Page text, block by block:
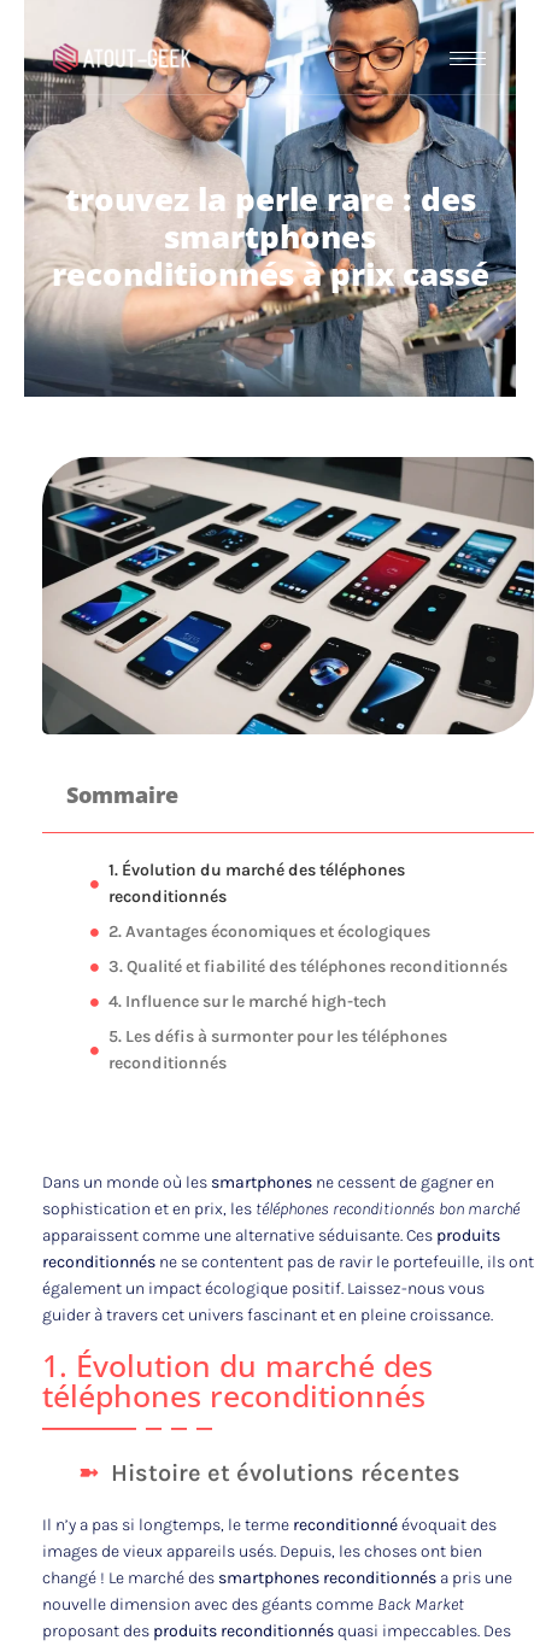
trouvez la perle rare : des
smartphones
reconditionnés à prix cassé
Sommaire
1. Évolution du marché des téléphones
reconditionnés
2. Avantages économiques et écologiques
3. Qualité et fiabilité des téléphones reconditionnés
4. Influence sur le marché high-tech
5. Les défis à surmonter pour les téléphones
reconditionnés
Dans un monde où les smartphones ne cessent de gagner en
sophistication et en prix, les téléphones reconditionnés bon marché
apparaissent comme une alternative séduisante. Ces produits
reconditionnés ne se contentent pas de ravir le portefeuille, ils ont
également un impact écologique positif. Laissez-nous vous
guider à travers cet univers fascinant et en pleine croissance.
1. Évolution du marché des
téléphones reconditionnés
Histoire et évolutions récentes
Il n’y a pas si longtemps, le terme reconditionnéévoquait des
images de vieux appareils usés. Depuis, les choses ont bien
changé ! Le marché des smartphones reconditionnés a pris une
nouvelle dimension avec des géants comme Back Market
proposant des produits reconditionnésquasi impeccables. Des